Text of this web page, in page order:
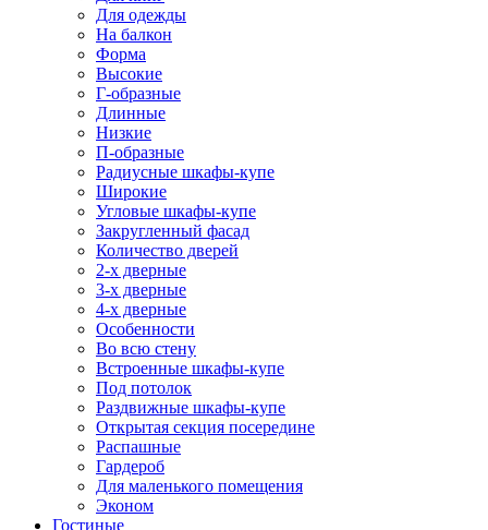
Для одежды
На балкон
Форма
Высокие
Г-образные
Длинные
Низкие
П-образные
Радиусные шкафы-купе
Широкие
Угловые шкафы-купе
Закругленный фасад
Количество дверей
2-х дверные
3-х дверные
4-х дверные
Особенности
Во всю стену
Встроенные шкафы-купе
Под потолок
Раздвижные шкафы-купе
Открытая секция посередине
Распашные
Гардероб
Для маленького помещения
Эконом
Гостиные